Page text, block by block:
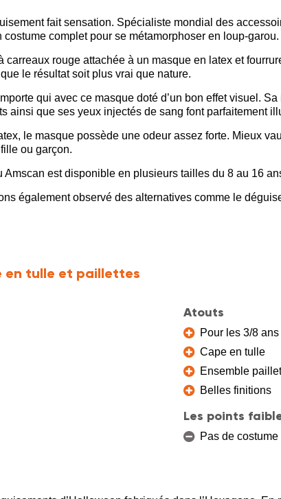
fait sensation. Spécialiste mondial des
costume complet pour se métamorphoser en loup-garou.
carreaux rouge attachée à un masque en latex et
le résultat soit plus vrai que nature.
qui avec ce masque doté d’un bon effet visuel.
ainsi que ses yeux injectés de sang font parfaitement
le masque possède une odeur assez forte. Mieux
ou garçon.
Amscan est disponible en plusieurs tailles du 8 au 16
également observé des alternatives comme le
en tulle et paillettes
Atouts
Pour les 3/8 ans
Cape en tulle
Ensemble
Belles finitions
Les points
Pas de costume